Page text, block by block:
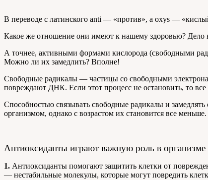
В переводе с латинского anti — «против», а oxys —
Какое же отношение они имеют к нашему здоровью? Дело
А точнее, активными формами кислорода (свободными
Можно ли их замедлить? Вполне!
Свободные радикалы — частицы со свободными
повреждают ДНК. Если этот процесс не остановить, то
Способностью связывать свободные радикалы и
организмом, однако с возрастом их становится все
Антиоксиданты играют важную роль в организме
1. Антиоксиданты помогают защитить клетки от
— нестабильные молекулы, которые могут повредить